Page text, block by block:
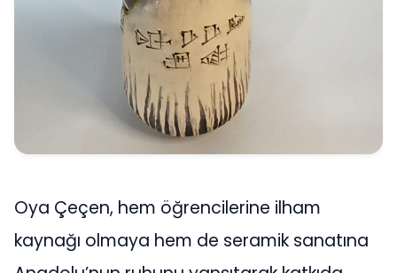
Oya Çeçen, hem öğrencilerine ilham
kaynağı olmaya hem de seramik sanatına